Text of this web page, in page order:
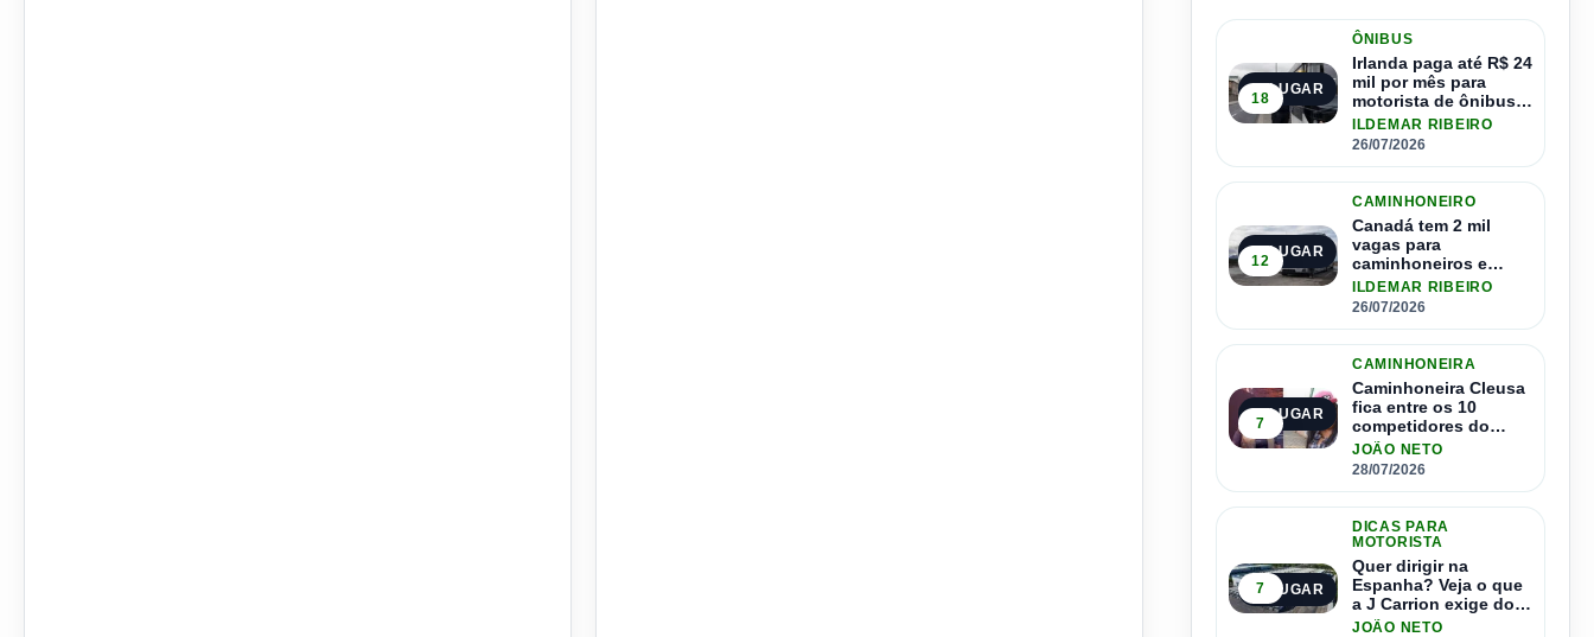
1º LUGAR
18
ÔNIBUS
Irlanda paga até R$ 24
mil por mês para
motorista de ônibus e
pode contratar até
1.500 motoristas
ILDEMAR RIBEIRO
26/07/2026
2º LUGAR
12
CAMINHONEIRO
Canadá tem 2 mil
vagas para
caminhoneiros e
salário de até R$ 24
mil por mês
ILDEMAR RIBEIRO
26/07/2026
3º LUGAR
7
CAMINHONEIRA
Caminhoneira Cleusa
fica entre os 10
competidores do
Master Driver Brasil
JOÃO NETO
28/07/2026
4º LUGAR
7
DICAS PARA
MOTORISTA
Quer dirigir na
Espanha? Veja o que
a J Carrion exige dos
brasileiros
JOÃO NETO